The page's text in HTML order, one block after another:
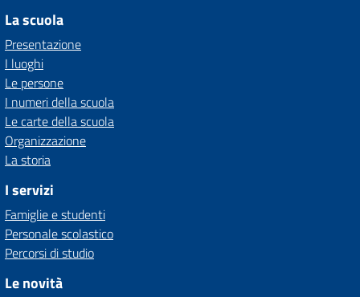
La scuola
Presentazione
I luoghi
Le persone
I numeri della scuola
Le carte della scuola
Organizzazione
La storia
I servizi
Famiglie e studenti
Personale scolastico
Percorsi di studio
Le novità